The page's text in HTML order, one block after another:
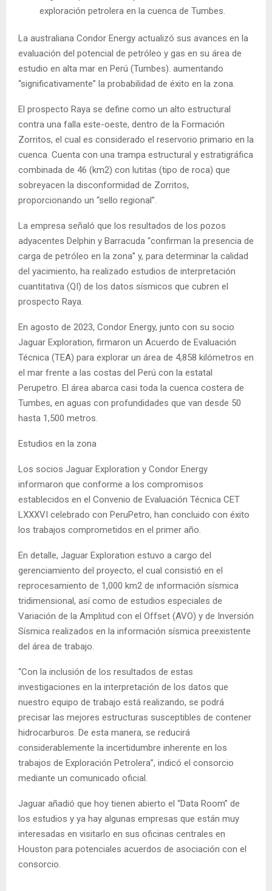
exploración petrolera en la cuenca de Tumbes.
La australiana Condor Energy actualizó sus avances en la
evaluación del potencial de petróleo y gas en su área de
estudio en alta mar en Perú (Tumbes). aumentando
“significativamente” la probabilidad de éxito en la zona.
El prospecto Raya se define como un alto estructural
contra una falla este-oeste, dentro de la Formación
Zorritos, el cual es considerado el reservorio primario en la
cuenca. Cuenta con una trampa estructural y estratigráfica
combinada de 46 (km2) con lutitas (tipo de roca) que
sobreyacen la disconformidad de Zorritos,
proporcionando un “sello regional”.
La empresa señaló que los resultados de los pozos
adyacentes Delphin y Barracuda “confirman la presencia de
carga de petróleo en la zona” y, para determinar la calidad
del yacimiento, ha realizado estudios de interpretación
cuantitativa (QI) de los datos sísmicos que cubren el
prospecto Raya.
En agosto de 2023, Condor Energy, junto con su socio
Jaguar Exploration, firmaron un Acuerdo de Evaluación
Técnica (TEA) para explorar un área de 4,858 kilómetros en
el mar frente a las costas del Perú con la estatal
Perupetro. El área abarca casi toda la cuenca costera de
Tumbes, en aguas con profundidades que van desde 50
hasta 1,500 metros.
Estudios en la zona
Los socios Jaguar Exploration y Condor Energy
informaron que conforme a los compromisos
establecidos en el Convenio de Evaluación Técnica CET
LXXXVI celebrado con PeruPetro, han concluido con éxito
los trabajos comprometidos en el primer año.
En detalle, Jaguar Exploration estuvo a cargo del
gerenciamiento del proyecto, el cual consistió en el
reprocesamiento de 1,000 km2 de información sísmica
tridimensional, así como de estudios especiales de
Variación de la Amplitud con el Offset (AVO) y de Inversión
Sísmica realizados en la información sísmica preexistente
del área de trabajo.
“Con la inclusión de los resultados de estas
investigaciones en la interpretación de los datos que
nuestro equipo de trabajo está realizando, se podrá
precisar las mejores estructuras susceptibles de contener
hidrocarburos. De esta manera, se reducirá
considerablemente la incertidumbre inherente en los
trabajos de Exploración Petrolera”, indicó el consorcio
mediante un comunicado oficial.
Jaguar añadió que hoy tienen abierto el “Data Room” de
los estudios y ya hay algunas empresas que están muy
interesadas en visitarlo en sus oficinas centrales en
Houston para potenciales acuerdos de asociación con el
consorcio.